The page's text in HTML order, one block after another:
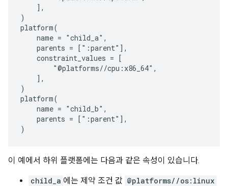
    ],
)
platform(
    name = "child_a",
    parents = [":parent"],
    constraint_values = [
        "@platforms//cpu:x86_64",
    ],
)
platform(
    name = "child_b",
    parents = [":parent"],
이 예에서 하위 플랫폼에는 다음과 같은 속성이 있습니다.
child_a 에는 제약 조건 값 @platforms//os:linux